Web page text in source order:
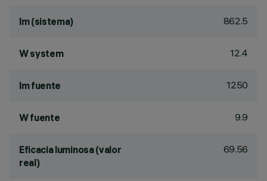
lm (sistema) 862.5
W system 12.4
lm fuente 1250
W fuente 9.9
Eficacia luminosa (valor
real)
69.56